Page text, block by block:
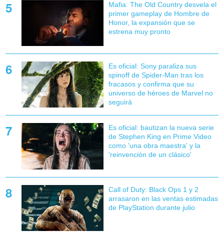
Mafia: The Old Country desvela el
primer gameplay de Hombre de
Honor, la expansión que se
estrena muy pronto
Es oficial: Sony paraliza sus
spinoff de Spider-Man tras los
fracasos y confirma que su
universo de héroes de Marvel no
seguirá
Es oficial: bautizan la nueva serie
de Stephen King en Prime Video
como 'una obra maestra' y la
'reinvención de un clásico'
Call of Duty: Black Ops 1 y 2
arrasaron en las ventas estimadas
de PlayStation durante julio